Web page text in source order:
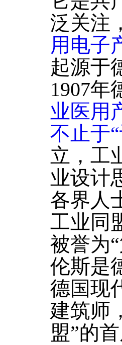
泛关注
用电子
起源于
1907年
业医用
不止于
立，工
业设计
各界人
工业同
被誉为
伦斯是
德国现
建筑师
盟”的